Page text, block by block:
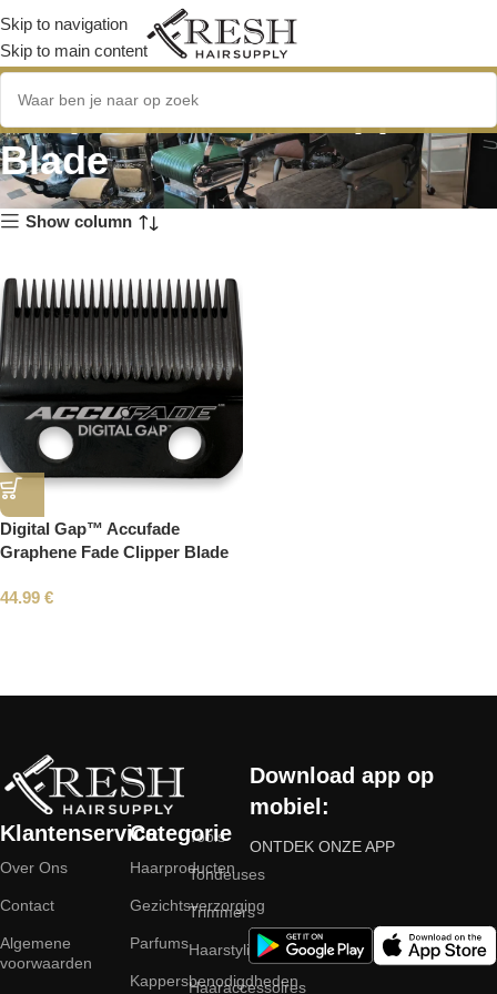
Skip to navigation
Skip to main content
Graphene Fade Clipper
Blade
Show column
Digital Gap™ Accufade
Graphene Fade Clipper Blade
44.99 €
Klantenservice
Over Ons
Contact
Algemene
voorwaarden
Categorie
Haarproducten
Gezichtsverzorging
Parfums
Kappersbenodigdheden
Tools
Tondeuses
Trimmers
Haarstyling
Haaraccessoires
Download app op
mobiel:
ONTDEK ONZE APP